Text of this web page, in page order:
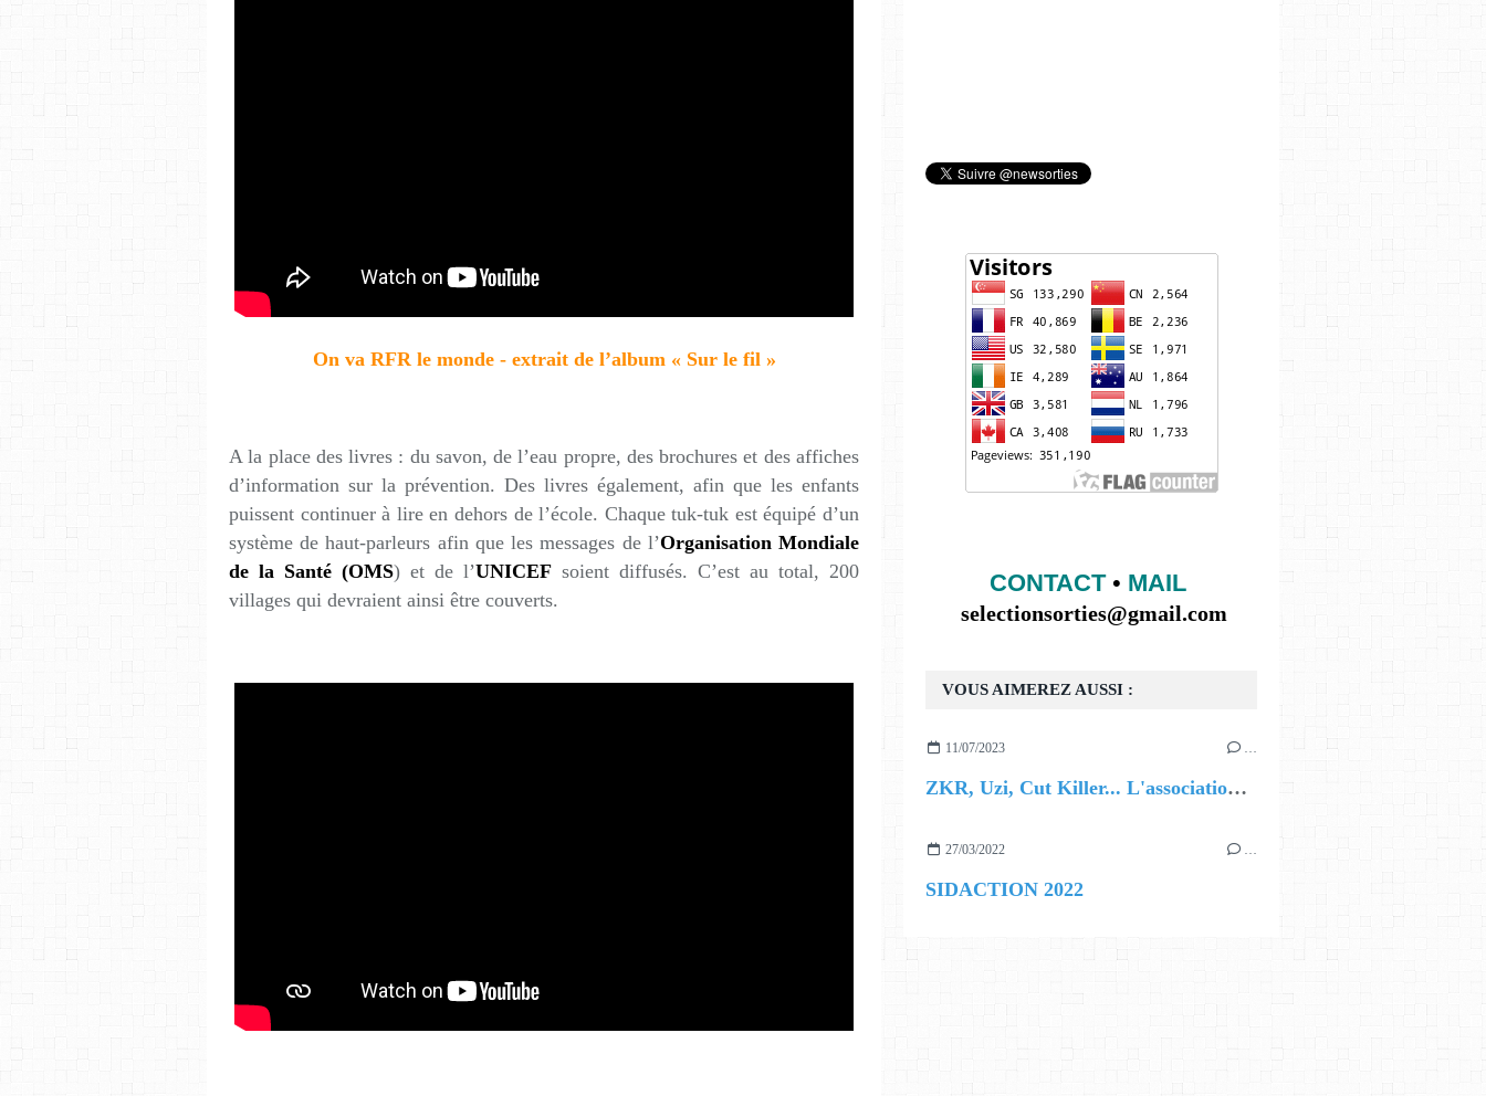
On va RFR le monde - extrait de l’album « Sur le fil »
A la place des livres : du savon, de l’eau propre, des brochures et des affiches
d’information sur la prévention. Des livres également, afin que les enfants
puissent continuer à lire en dehors de l’école. Chaque tuk-tuk est équipé d’un
système de haut-parleurs afin que les messages de l’Organisation Mondiale
de la Santé (OMS) et de l’UNICEF soient diffusés. C’est au total, 200
villages qui devraient ainsi être couverts.
VOUS AIMEREZ AUSSI :
11/07/2023 …
ZKR, Uzi, Cut Killer... L'association Fu-Jo fête ses 15 ans à l'Olympia !
27/03/2022 …
SIDACTION 2022
CONTACT• MAIL
selectionsorties@gmail.com